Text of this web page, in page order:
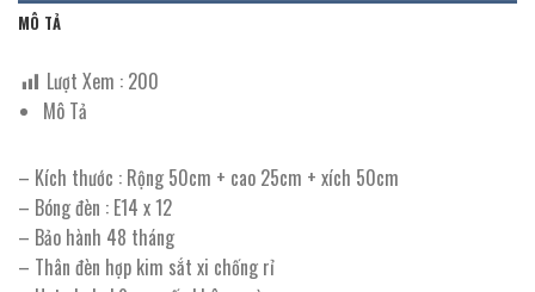
MÔ TẢ
Lượt Xem : 200
Mô Tả
– Kích thước : Rộng 50cm + cao 25cm + xích 50cm
– Bóng đèn : E14 x 12
– Bảo hành 48 tháng
– Thân đèn hợp kim sắt xi chống rỉ